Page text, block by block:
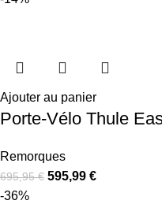
Ajouter au panier
Porte-Vélo Thule
Remorques
695,95€ 595,99 €
-36%